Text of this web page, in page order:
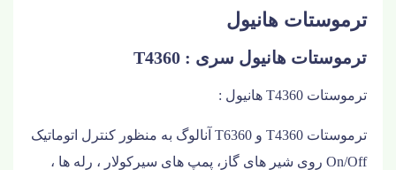
ترموستات هانیول
ترموستات هانیول سری : T4360
ترموستات T4360 هانیول :
ترموستات T4360 و T6360 آنالوگ به منظور کنترل اتوماتیک
On/Off روی شیر های گاز، پمپ های سیرکولار ، رله ها ،